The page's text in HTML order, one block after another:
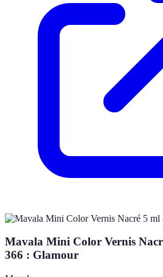
Mavala Mini Color Vernis
366 : Glamour